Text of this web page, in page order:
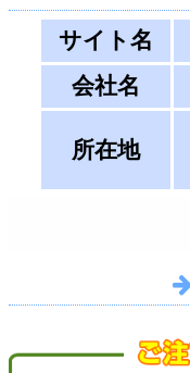
サイト名
会社名
所在地